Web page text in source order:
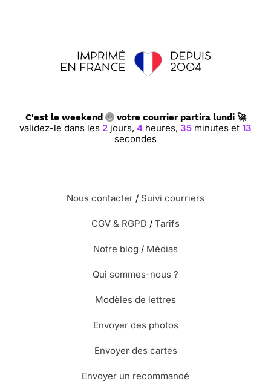
C'est le weekend votre courrier partira lundi 🚀
validez-le dans les 2 jours,4 heures,35 minutes et12
secondes
Nous contacter / Suivi courriers
CGV & RGPD / Tarifs
Notre blog / Médias
Qui sommes-nous ?
Modèles de lettres
Envoyer des photos
Envoyer des cartes
Envoyer un recommandé